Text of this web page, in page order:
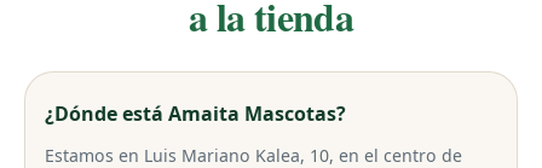
a la tienda
¿Dónde está Amaita Mascotas?
Estamos en Luis Mariano Kalea, 10, en el centro de